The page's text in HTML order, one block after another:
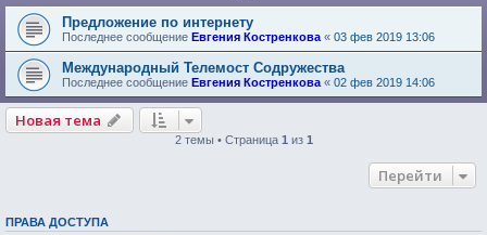
Предложение по интернету
Последнее сообщение Евгения Костренкова « 03 фев 2019 13:06
Международный Телемост Содружества
Последнее сообщение Евгения Костренкова « 02 фев 2019 14:06
Новая тема
2 темы • Страница 1 из 1
Перейти
ПРАВА ДОСТУПА